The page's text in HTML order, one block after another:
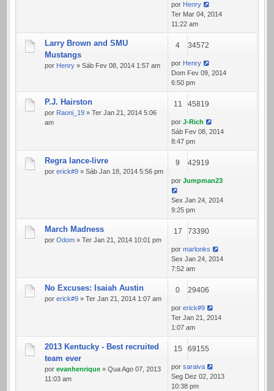
por Henry
Ter Mar 04, 2014
11:22 am
Larry Brown and SMU
Mustangs
por Henry » Sáb Fev 08, 2014 1:57 am
4 34572
por Henry
Dom Fev 09, 2014
6:50 pm
P.J. Hairston
por Raoni_19 » Ter Jan 21, 2014 5:06
am
11 45819
por J-Rich
Sáb Fev 08, 2014
8:47 pm
Regra lance-livre
por erick#9 » Sáb Jan 18, 2014 5:56 pm
9 42919
por Jumpman23
Sex Jan 24, 2014
9:25 pm
March Madness
por Odom » Ter Jan 21, 2014 10:01 pm
17 73390
por marlonks
Sex Jan 24, 2014
7:52 am
No Excuses: Isaiah Austin
por erick#9 » Ter Jan 21, 2014 1:07 am
0 29406
por erick#9
Ter Jan 21, 2014
1:07 am
2013 Kentucky - Best recruited
team ever
por evanhenrique » Qua Ago 07, 2013
11:03 am
15 69155
por saraiva
Seg Dez 02, 2013
10:38 pm